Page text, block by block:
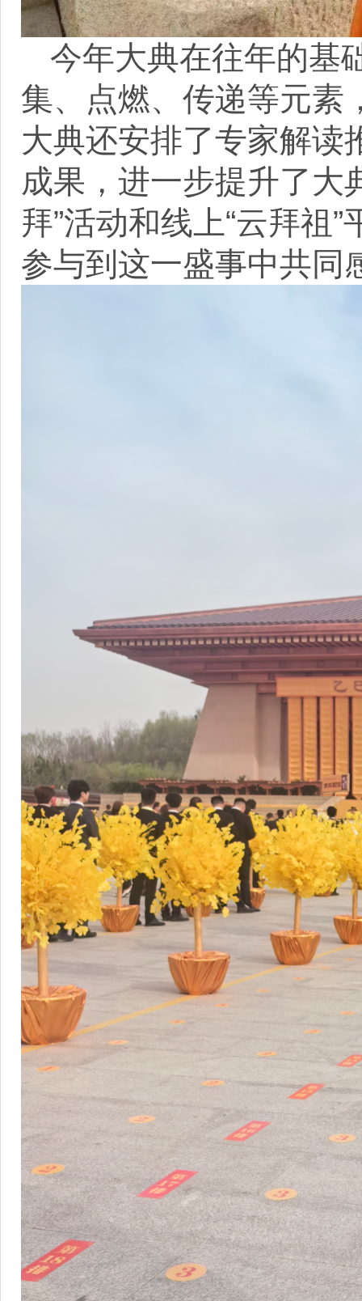
今年大典在往年的基
集、点燃、传递等元素
大典还安排了专家解读
成果，进一步提升了大
拜”活动和线上“云拜祖
参与到这一盛事中共同